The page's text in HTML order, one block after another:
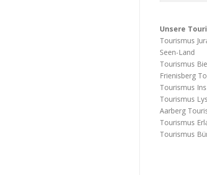
Unsere
Tourismus
Seen-Land
Tourismus
Frienisberg
Tourismus Ins
Tourismus
Aarberg
Tourismus
Tourismus